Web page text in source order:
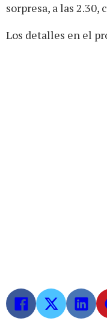
sorpresa, a las
Los detalles en el